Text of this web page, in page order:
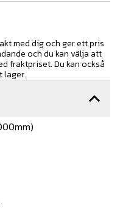
med dig och ger ett pris
och du kan välja att
fraktpriset. Du kan också
lager.